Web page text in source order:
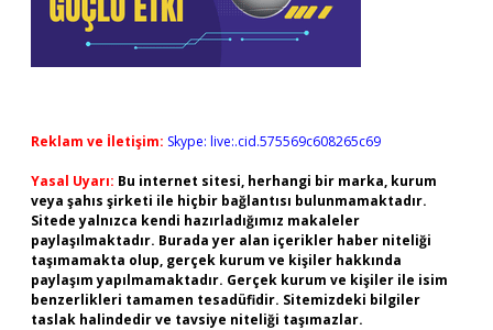
Reklam ve İletişim: Skype: live:.cid.575569c608265c69
Yasal Uyarı: Bu internet sitesi, herhangi bir marka, kurum
veya şahıs şirketi ile hiçbir bağlantısı bulunmamaktadır.
Sitede yalnızca kendi hazırladığımız makaleler
paylaşılmaktadır. Burada yer alan içerikler haber niteliği
taşımamakta olup, gerçek kurum ve kişiler hakkında
paylaşım yapılmamaktadır. Gerçek kurum ve kişiler ile isim
benzerlikleri tamamen tesadüfidir. Sitemizdeki bilgiler
taslak halindedir ve tavsiye niteliği taşımazlar.